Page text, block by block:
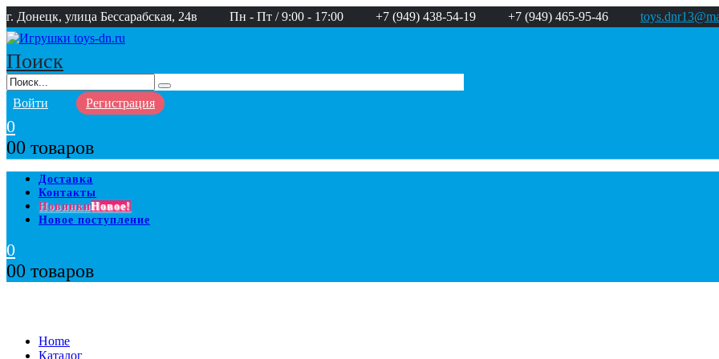
г. Донецк, улица Бессарабская, 24в Пн - Пт / 9:00 - 17:00 +7 (949) 438-54-19 +7 (949) 465-95-46
Поиск
Войти Регистрация
0
00 товаров
Доставка
Контакты
НовинкиНовое!
Новое поступление
0
00 товаров
Home
Каталог